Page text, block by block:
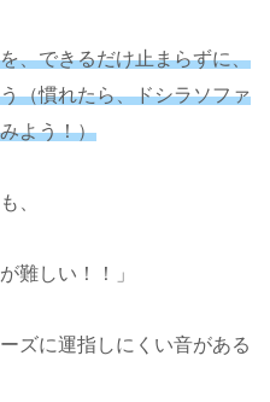
、できるだけ止まらずに、
（慣れたら、ドシラソファ
よう！）
、
難しい！！」
ズに運指しにくい音がある